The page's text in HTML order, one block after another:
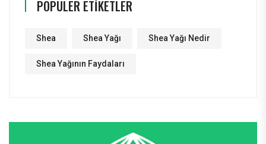
POPÜLER ETIKETLER
Shea Shea Yağı Shea Yağı Nedir
Shea Yağının Faydaları